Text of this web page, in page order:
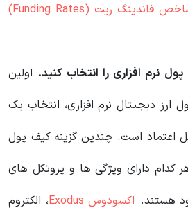
شاخص فاندینگ ریت (Funding Rates)
اولین
دیجیتال نرم افزاری، انتخاب یک
اعتماد است. چندین گزینه کیف پول
کدام دارای ویژگی ها و پروتکل های
هستند. اکسودوس Exodus
، الکتروم